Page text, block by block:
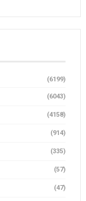
(6199)
(6043)
(4158)
(914)
(335)
(57)
(47)